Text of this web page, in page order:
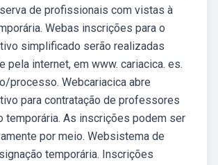
de profissionais com vistas à
Webas inscrições para o
simplificado serão realizadas
pela internet, em www. cariacica. es.
processo. Webcariacica abre
para contratação de professores
temporária. As inscrições podem ser
por meio. Websistema de
temporária. Inscrições